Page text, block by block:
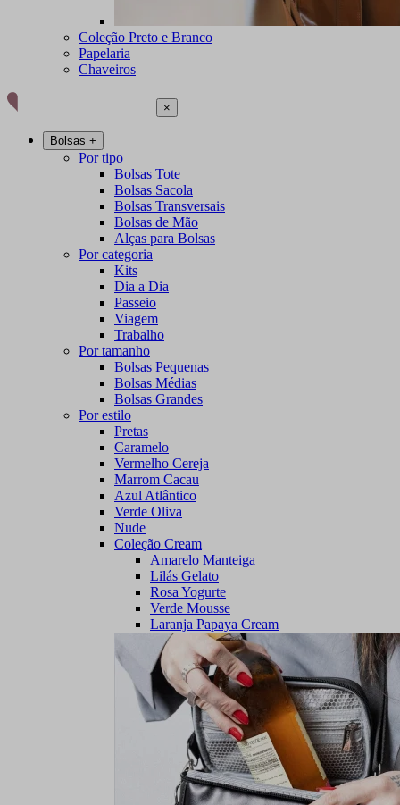
Coleção Preto e Branco
Papelaria
Chaveiros
×
Bolsas +
Por tipo
Bolsas Tote
Bolsas Sacola
Bolsas Transversais
Bolsas de Mão
Alças para Bolsas
Por categoria
Kits
Dia a Dia
Passeio
Viagem
Trabalho
Por tamanho
Bolsas Pequenas
Bolsas Médias
Bolsas Grandes
Por estilo
Pretas
Caramelo
Vermelho Cereja
Marrom Cacau
Azul Atlântico
Verde Oliva
Nude
Coleção Cream
Amarelo Manteiga
Lilás Gelato
Rosa Yogurte
Verde Mousse
Laranja Papaya Cream